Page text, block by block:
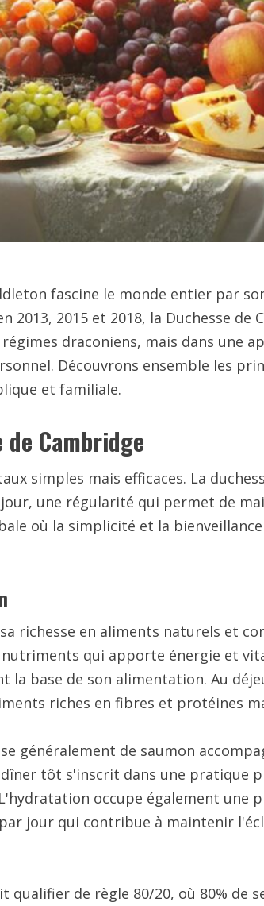
fascine le monde entier par
2015 et 2018, la Duchesse
draconiens, mais dans une
Découvrons ensemble les
et familiale.
Cambridge
simples mais efficaces. La
une régularité qui permet de
où la simplicité et la
richesse en aliments naturels et
qui apporte énergie et
base de son alimentation. Au
riches en fibres et protéines
généralement de saumon
tôt s'inscrit dans une pratique
occupe également une
jour qui contribue à maintenir
de règle 80/20, où 80% de